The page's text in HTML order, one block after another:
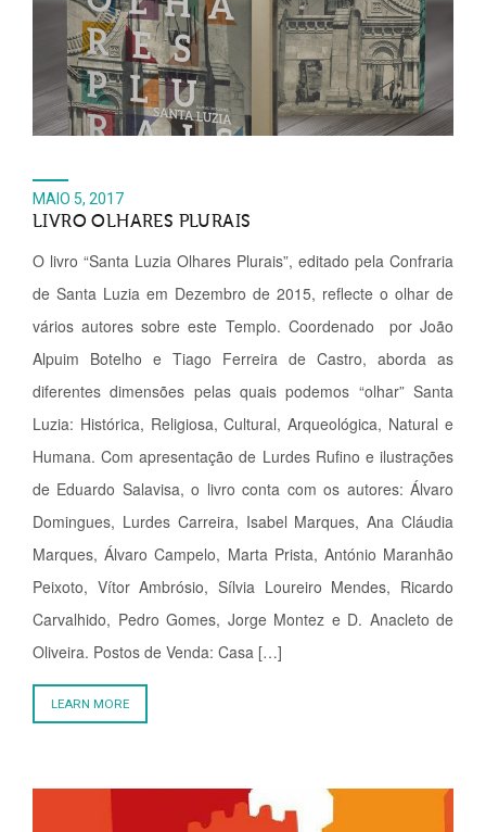
MAIO 5, 2017
LIVRO OLHARES PLURAIS
O livro “Santa Luzia Olhares Plurais”, editado pela Confraria
de Santa Luzia em Dezembro de 2015, reflecte o olhar de
vários autores sobre este Templo. Coordenado por João
Alpuim Botelho e Tiago Ferreira de Castro, aborda as
diferentes dimensões pelas quais podemos “olhar” Santa
Luzia: Histórica, Religiosa, Cultural, Arqueológica, Natural e
Humana. Com apresentação de Lurdes Rufino e ilustrações
de Eduardo Salavisa, o livro conta com os autores: Álvaro
Domingues, Lurdes Carreira, Isabel Marques, Ana Cláudia
Marques, Álvaro Campelo, Marta Prista, António Maranhão
Peixoto, Vítor Ambrósio, Sílvia Loureiro Mendes, Ricardo
Carvalhido, Pedro Gomes, Jorge Montez e D. Anacleto de
Oliveira. Postos de Venda: Casa […]
LEARN MORE